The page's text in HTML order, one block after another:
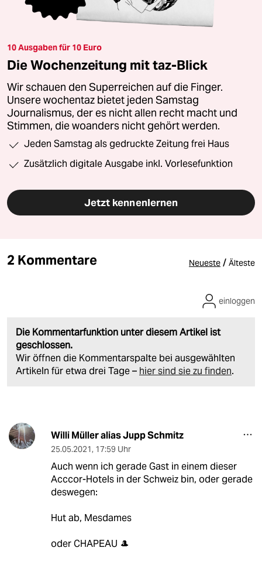
10 Ausgaben für 10 Euro
Die Wochenzeitung mit taz-Blick
Wir schauen den Superreichen auf die Finger.
Unsere wochentaz bietet jeden Samstag
Journalismus, der es nicht allen recht macht und
Stimmen, die woanders nicht gehört werden.
Jeden Samstag als gedruckte Zeitung frei Haus
Zusätzlich digitale Ausgabe inkl. Vorlesefunktion
Jetzt kennenlernen
2 Kommentare Neueste / Älteste
Die Kommentarfunktion unter diesem Artikel ist
geschlossen.
Wir öffnen die Kommentarspalte bei ausgewählten
Artikeln für etwa drei Tage – hier sind sie zu finden.
einloggen
Willi Müller alias Jupp Schmitz
25.05.2021, 17:59 Uhr
Auch wenn ich gerade Gast in einem dieser
Acccor-Hotels in der Schweiz bin, oder gerade
deswegen:
Hut ab, Mesdames
oder CHAPEAU 🎩